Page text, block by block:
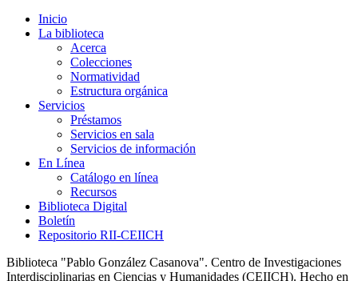
Inicio
La biblioteca
Acerca
Colecciones
Normatividad
Estructura orgánica
Servicios
Préstamos
Servicios en sala
Servicios de información
En Línea
Catálogo en línea
Recursos
Biblioteca Digital
Boletín
Repositorio RII-CEIICH
Biblioteca "Pablo González Casanova". Centro de Investigaciones
Interdisciplinarias en Ciencias y Humanidades (CEIICH). Hecho en